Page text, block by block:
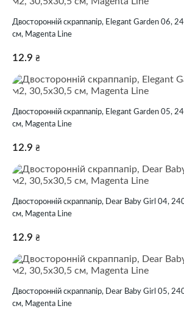
Двосторонній скраппапір, Elegant Garden 06,
см, Magenta Line
12.9 ₴
Двосторонній скраппапір, Elegant Garden 05,
см, Magenta Line
12.9 ₴
Двосторонній скраппапір, Dear Baby Girl 04,
см, Magenta Line
12.9 ₴
Двосторонній скраппапір, Dear Baby Girl 05,
см, Magenta Line